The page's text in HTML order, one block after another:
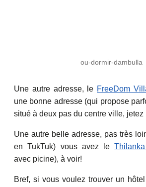
ou-dormir-dambulla
Une autre adresse, le FreeDom
une bonne adresse (qui propose
situé à deux pas du centre ville,
Une autre belle adresse, pas très
en TukTuk) vous avez le
avec picine), à voir!
Bref, si vous voulez trouver un